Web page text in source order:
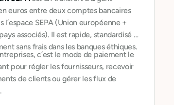
euros entre deux comptes bancaires
l’espace SEPA (Union européenne +
associés). Il est rapide, standardisé et
sans frais dans les banques éthiques.
c’est le mode de paiement le
pour régler les fournisseurs, recevoir
de clients ou gérer les flux de